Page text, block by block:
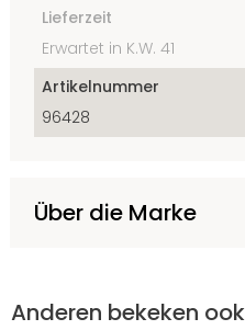
Lieferzeit
Erwartet in K.W. 41
Artikelnummer
96428
Über die Marke
Anderen bekeken ook